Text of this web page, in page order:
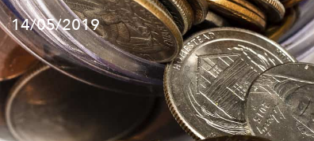
14/05/2019